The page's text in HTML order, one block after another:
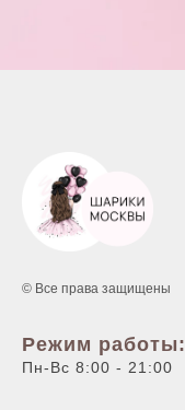
© Все права защищены
Режим работы:
Пн-Вс 8:00 - 21:00